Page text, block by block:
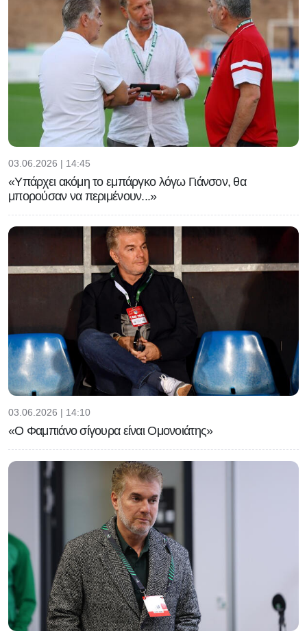
03.06.2026 | 14:45
«Υπάρχει ακόμη το εμπάργκο λόγω Γιάνσον, θα
μπορούσαν να περιμένουν...»
03.06.2026 | 14:10
«Ο Φαμπιάνο σίγουρα είναι Ομονοιάτης»